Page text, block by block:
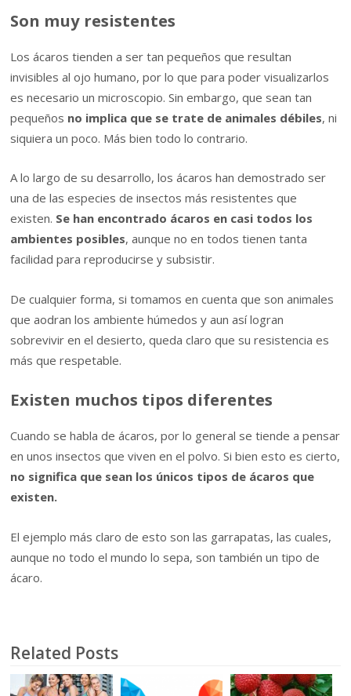
Son muy resistentes
Los ácaros tienden a ser tan pequeños que resultan
invisibles al ojo humano, por lo que para poder visualizarlos
es necesario un microscopio. Sin embargo, que sean tan
pequeños no implica que se trate de animales débiles, ni
siquiera un poco. Más bien todo lo contrario.
A lo largo de su desarrollo, los ácaros han demostrado ser
una de las especies de insectos más resistentes que
existen. Se han encontrado ácaros en casi todos los
ambientes posibles, aunque no en todos tienen tanta
facilidad para reproducirse y subsistir.
De cualquier forma, si tomamos en cuenta que son animales
que aodran los ambiente húmedos y aun así logran
sobrevivir en el desierto, queda claro que su resistencia es
más que respetable.
Existen muchos tipos diferentes
Cuando se habla de ácaros, por lo general se tiende a pensar
en unos insectos que viven en el polvo. Si bien esto es cierto,
no significa que sean los únicos tipos de ácaros que
existen.
El ejemplo más claro de esto son las garrapatas, las cuales,
aunque no todo el mundo lo sepa, son también un tipo de
ácaro.
Related Posts